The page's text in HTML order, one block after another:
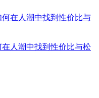
人潮中找到性价比与松